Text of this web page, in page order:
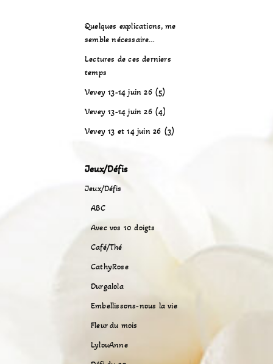
Quelques explications, me
semble nécessaire…
Lectures de ces derniers
temps
Vevey 13-14 juin 26 (5)
Vevey 13-14 juin 26 (4)
Vevey 13 et 14 juin 26 (3)
Jeux/Défis
Jeux/Défis
ABC
Avec vos 10 doigts
Café/Thé
CathyRose
Durgalola
Embellissons-nous la vie
Fleur du mois
LylouAnne